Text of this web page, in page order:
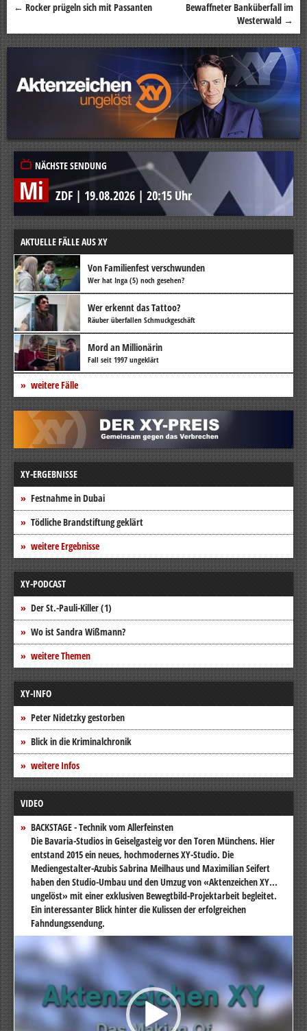
Beitragsnavigation
← Rocker prügeln sich mit Passanten
Bewaffneter Banküberfall im
Westerwald →
NÄCHSTE SENDUNG
Mi ZDF | 19.08.2026 | 20:15 Uhr
AKTUELLE FÄLLE AUS XY
Von Familienfest verschwunden
Wer hat Inga (5) noch gesehen?
Wer erkennt das Tattoo?
Räuber überfallen Schmuckgeschäft
Mord an Millionärin
Fall seit 1997 ungeklärt
weitere Fälle
XY-ERGEBNISSE
Festnahme in Dubai
Tödliche Brandstiftung geklärt
weitere Ergebnisse
XY-PODCAST
Der St.-Pauli-Killer (1)
Wo ist Sandra Wißmann?
weitere Themen
XY-INFO
Peter Nidetzky gestorben
Blick in die Kriminalchronik
weitere Infos
VIDEO
BACKSTAGE - Technik vom Allerfeinsten
Die Bavaria-Studios in Geiselgasteig vor den Toren Münchens. Hier
entstand 2015 ein neues, hochmodernes XY-Studio. Die
Mediengestalter-Azubis Sabrina Meilhaus und Maximilian Seifert
haben den Studio-Umbau und den Umzug von «Aktenzeichen XY...
ungelöst» mit einer exklusiven Bewegtbild-Projektarbeit begleitet.
Ein interessanter Blick hinter die Kulissen der erfolgreichen
Fahndungssendung.
Video-
Player